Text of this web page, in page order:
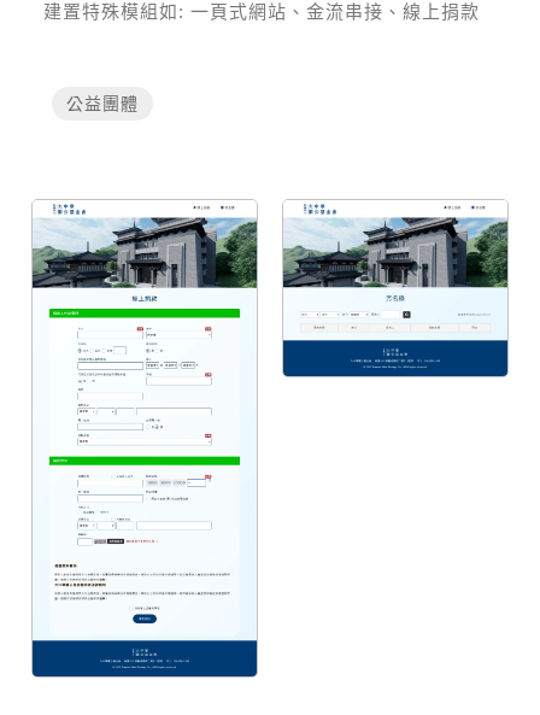
建置特殊模組如:一頁式網站、金流串接、線上捐款
公益團體